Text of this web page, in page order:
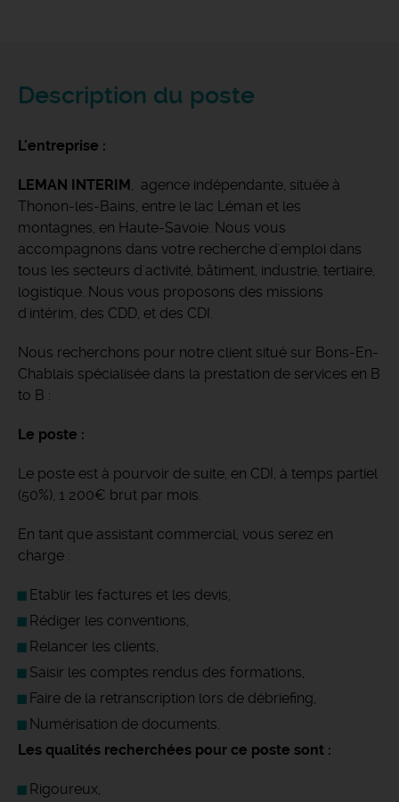
Description du poste
L'entreprise :
LEMAN INTERIM, agence indépendante, située à
Thonon-les-Bains, entre le lac Léman et les
montagnes, en Haute-Savoie. Nous vous
accompagnons dans votre recherche d'emploi dans
tous les secteurs d'activité, bâtiment, industrie, tertiaire,
logistique. Nous vous proposons des missions
d'intérim, des CDD, et des CDI.
Nous recherchons pour notre client situé sur Bons-En-
Chablais spécialisée dans la prestation de services en B
to B :
Le poste :
Le poste est à pourvoir de suite, en CDI, à temps partiel
(50%), 1 200€ brut par mois.
En tant que assistant commercial, vous serez en
charge :
Etablir les factures et les devis,
Rédiger les conventions,
Relancer les clients,
Saisir les comptes rendus des formations,
Faire de la retranscription lors de débriefing,
Numérisation de documents.
Les qualités recherchées pour ce poste sont :
Rigoureux,